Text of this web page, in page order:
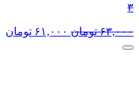
۳
۶۳,۰۰۰ تومان ۶۱,۰۰۰ تومان